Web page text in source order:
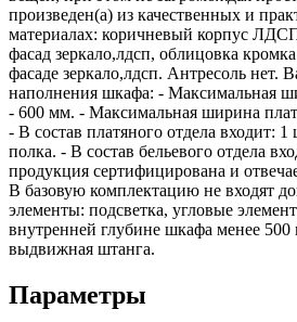
произведен(а) из качественных и
материалах: коричневый корпус
фасад зеркало,лдсп, облицовка
фасаде зеркало,лдсп. Антресоль нет.
наполнения шкафа: - Максимальная
- 600 мм. - Максимальная ширина
- В состав платяного отдела входит:
полка. - В состав бельевого отдела
продукция сертифицирована и
В базовую комплектацию не входят
элементы: подсветка, угловые
внутренней глубине шкафа менее 500
выдвижная штанга.
Параметры